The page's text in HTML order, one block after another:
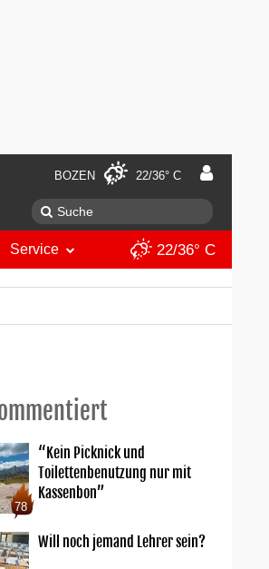
BOZEN 22/36° C
Service 22/36° C
78
“Kein Picknick und
Toilettenbenutzung nur mit
Kassenbon”
Will noch jemand Lehrer sein?